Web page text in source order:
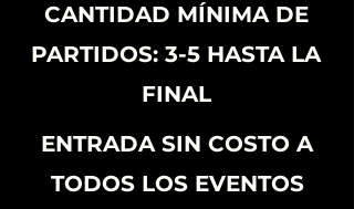
CANTIDAD MÍNIMA DE
PARTIDOS: 3-5 HASTA LA
FINAL
ENTRADA SIN COSTO A
TODOS LOS EVENTOS